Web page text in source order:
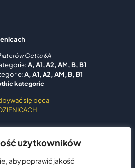
użytkowników
aby poprawić jakość
Getta 6A
A, A1, A2, AM, B, B1
A, A1, A2, AM, B, B1
kategorie
się będą